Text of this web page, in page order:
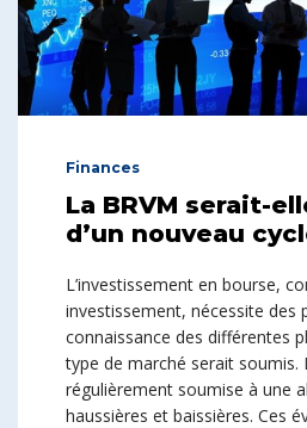
Finances
La BRVM serait-
d’un nouveau
L’investissement en bourse,
investissement, nécessite des
connaissance des différentes
type de marché serait
régulièrement soumise à une
haussières et baissières. Ces